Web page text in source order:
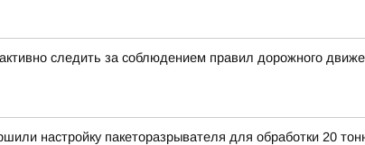
следить за соблюдением правил дорожного
настройку пакеторазрывателя для обработки 20